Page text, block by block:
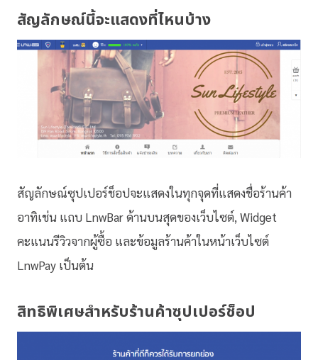
สัญลักษณ์นี้จะแสดงที่ไหนบ้าง
สัญลักษณ์ซุปเปอร์ช็อปจะแสดงในทุกจุดที่แสดงชื่อร้านค้า
อาทิเช่น แถบ LnwBar ด้านบนสุดของเว็บไซต์, Widget
คะแนนรีวิวจากผู้ซื้อ และข้อมูลร้านค้าในหน้าเว็บไซต์
LnwPay เป็นต้น
สิทธิพิเศษสำหรับร้านค้าซุปเปอร์ช็อป